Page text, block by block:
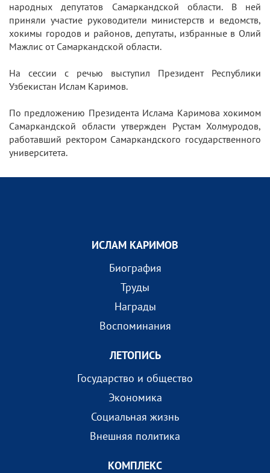
народных депутатов Самаркандской области. В ней
приняли участие руководители министерств и ведомств,
хокимы городов и районов, депутаты, избранные в Олий
Мажлис от Самаркандской области.
На сессии с речью выступил Президент Республики
Узбекистан Ислам Каримов.
По предложению Президента Ислама Каримова хокимом
Самаркандской области утвержден Рустам Холмуродов,
работавший ректором Самаркандского государственного
университета.
ИСЛАМ КАРИМОВ
Биография
Труды
Награды
Воспоминания
ЛЕТОПИСЬ
Государство и общество
Экономика
Социальная жизнь
Внешняя политика
КОМПЛEКС